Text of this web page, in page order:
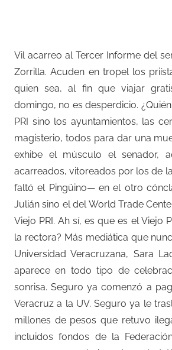
Vil acarreo al Tercer Informe del
Zorrilla. Acuden en tropel los
quien sea, al fin que viajar
domingo, no es desperdicio.
PRI sino los ayuntamientos, las
magisterio, todos para dar una
exhibe el músculo el senador,
acarreados, vitoreados por los de
faltó el Pingüino— en el otro
Julián sino el del World Trade
Viejo PRI. Ah sí, es que es el Viejo
la rectora? Más mediática que
Universidad Veracruzana, Sara
aparece en todo tipo de
sonrisa. Seguro ya comenzó a
Veracruz a la UV. Seguro ya le
millones de pesos que retuvo
incluidos fondos de la